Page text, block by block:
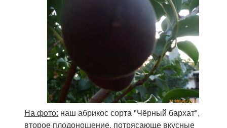
На фото: наш абрикос сорта "Чёрный бархат",
второе плодоношение, потрясающе вкусные